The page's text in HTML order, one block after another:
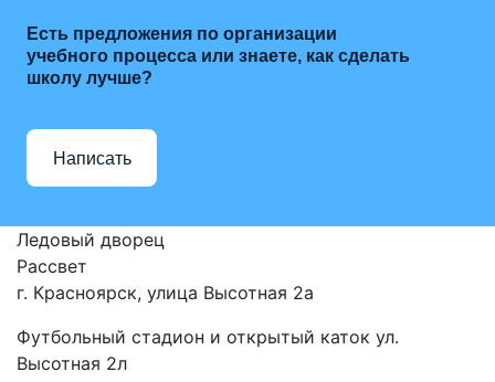
Есть предложения по организации
учебного процесса или знаете, как сделать
школу лучше?
Написать
Ледовый дворец
Рассвет
г. Красноярск, улица Высотная 2a
Футбольный стадион и открытый каток ул.
Высотная 2л